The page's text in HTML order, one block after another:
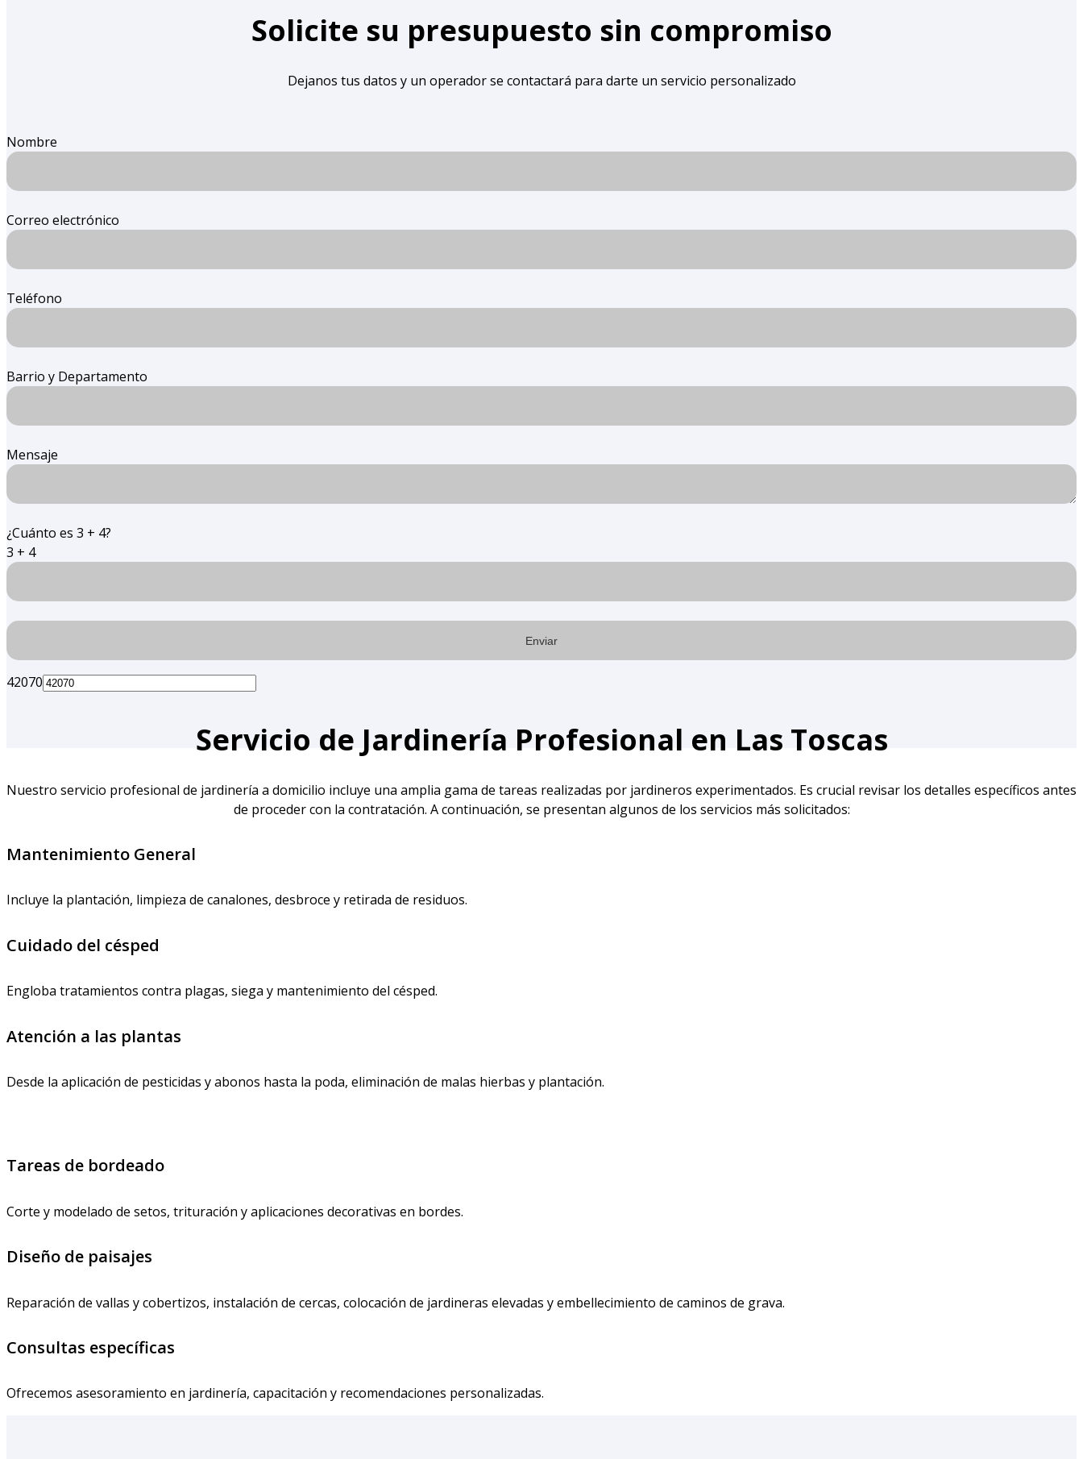
Solicite su presupuesto sin compromiso
Dejanos tus datos y un operador se contactará para darte un servicio personalizado
Nombre
Correo electrónico
Teléfono
Barrio y Departamento
Mensaje
¿Cuánto es 3 + 4?
3 + 4
42070
Servicio de Jardinería Profesional en Las Toscas
Nuestro servicio profesional de jardinería a domicilio incluye una amplia gama de tareas realizadas por jardineros experimentados. Es crucial revisar los detalles específicos antes
de proceder con la contratación. A continuación, se presentan algunos de los servicios más solicitados:
Mantenimiento General
Incluye la plantación, limpieza de canalones, desbroce y retirada de residuos.
Cuidado del césped
Engloba tratamientos contra plagas, siega y mantenimiento del césped.
Atención a las plantas
Desde la aplicación de pesticidas y abonos hasta la poda, eliminación de malas hierbas y plantación.
Tareas de bordeado
Corte y modelado de setos, trituración y aplicaciones decorativas en bordes.
Diseño de paisajes
Reparación de vallas y cobertizos, instalación de cercas, colocación de jardineras elevadas y embellecimiento de caminos de grava.
Consultas específicas
Ofrecemos asesoramiento en jardinería, capacitación y recomendaciones personalizadas.